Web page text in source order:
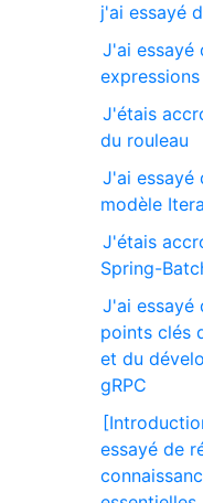
j'ai essayé
J'ai essayé
J'étais
du rouleau
J'ai essayé
modèle
J'étais
Spring-
J'ai essayé
points clés
et du
gRPC
essayé de